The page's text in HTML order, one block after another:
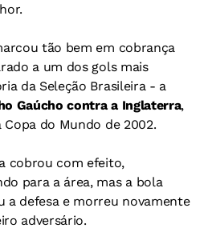
tão bem em cobrança
a um dos gols mais
da Seleção Brasileira - a
Gaúcho contra a Inglaterra,
do Mundo de 2002.
cobrou com efeito,
para a área, mas a bola
a defesa e morreu novamente
adversário.